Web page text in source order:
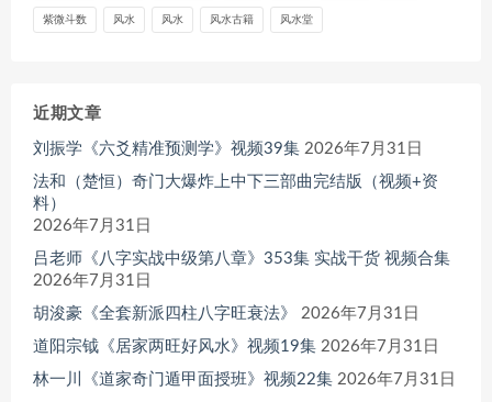
紫微斗数 风水 风水 风水古籍 风水堂
近期文章
刘振学《六爻精准预测学》视频39集 2026年7月31日
法和（楚恒）奇门大爆炸上中下三部曲完结版（视频+资
料）
2026年7月31日
吕老师《八字实战中级第八章》353集 实战干货 视频合集
2026年7月31日
胡浚豪《全套新派四柱八字旺衰法》
2026年7月31日
道阳宗钺《居家两旺好风水》视频19集 2026年7月31日
林一川《道家奇门遁甲面授班》视频22集 2026年7月31日